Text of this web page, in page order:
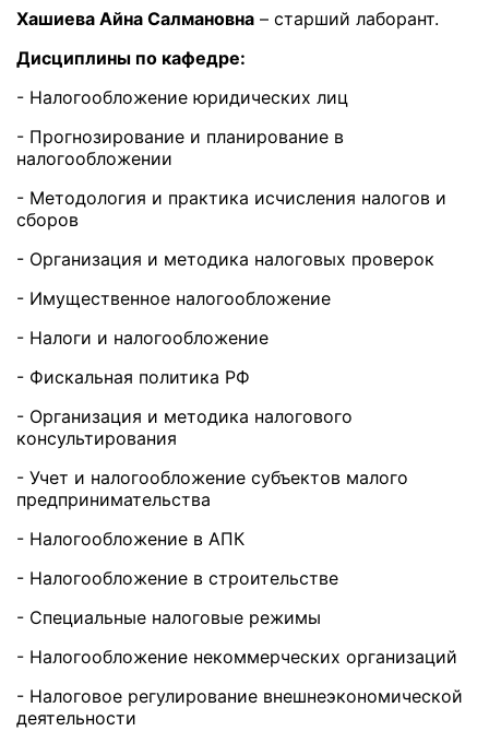
Хашиева Айна Салмановна – старший лаборант.
Дисциплины по кафедре:
- Налогообложение юридических лиц
- Прогнозирование и планирование в
налогообложении
- Методология и практика исчисления налогов и
сборов
- Организация и методика налоговых проверок
- Имущественное налогообложение
- Налоги и налогообложение
- Фискальная политика РФ
- Организация и методика налогового
консультирования
- Учет и налогообложение субъектов малого
предпринимательства
- Налогообложение в АПК
- Налогообложение в строительстве
- Специальные налоговые режимы
- Налогообложение некоммерческих организаций
- Налоговое регулирование внешнеэкономической
деятельности